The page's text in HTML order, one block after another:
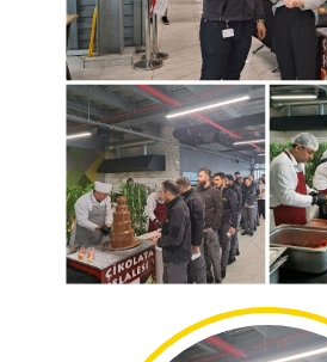
Lütfen
Cevabı
Giriniz
(Güvenlik
Kodu):
15+10